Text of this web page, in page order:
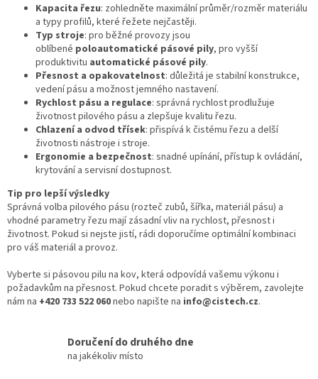
Kapacita řezu: zohledněte maximální průměr/rozměr materiálu
a typy profilů, které řežete nejčastěji.
Typ stroje: pro běžné provozy jsou
oblíbené poloautomatické pásové pily, pro vyšší
produktivitu automatické pásové pily.
Přesnost a opakovatelnost: důležitá je stabilní konstrukce,
vedení pásu a možnost jemného nastavení.
Rychlost pásu a regulace: správná rychlost prodlužuje
životnost pilového pásu a zlepšuje kvalitu řezu.
Chlazení a odvod třísek: přispívá k čistému řezu a delší
životnosti nástroje i stroje.
Ergonomie a bezpečnost: snadné upínání, přístup k ovládání,
krytování a servisní dostupnost.
Tip pro lepší výsledky
Správná volba pilového pásu (rozteč zubů, šířka, materiál pásu) a
vhodné parametry řezu mají zásadní vliv na rychlost, přesnost i
životnost. Pokud si nejste jistí, rádi doporučíme optimální kombinaci
pro váš materiál a provoz.
Vyberte si pásovou pilu na kov, která odpovídá vašemu výkonu i
požadavkům na přesnost. Pokud chcete poradit s výběrem, zavolejte
nám na +420 733 522 060nebo napište na info@cistech.cz.
Doručení do druhého dne
na jakékoliv místo